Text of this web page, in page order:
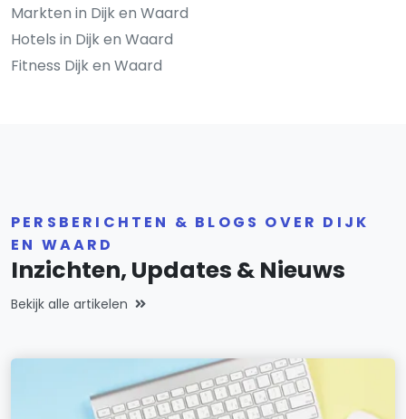
Markten in Dijk en Waard
Hotels in Dijk en Waard
Fitness Dijk en Waard
PERSBERICHTEN & BLOGS OVER DIJK
EN WAARD
Inzichten, Updates & Nieuws
Bekijk alle artikelen